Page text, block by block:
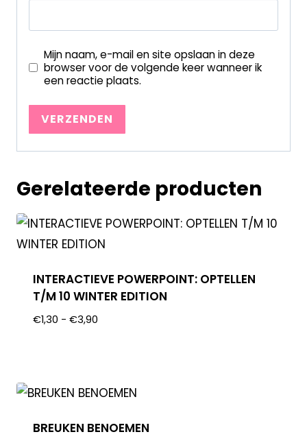
Mijn naam, e-mail en site opslaan in deze
browser voor de volgende keer wanneer ik
een reactie plaats.
Gerelateerde producten
INTERACTIEVE POWERPOINT: OPTELLEN
T/M 10 WINTER EDITION
€1,30 - €3,90
BREUKEN BENOEMEN